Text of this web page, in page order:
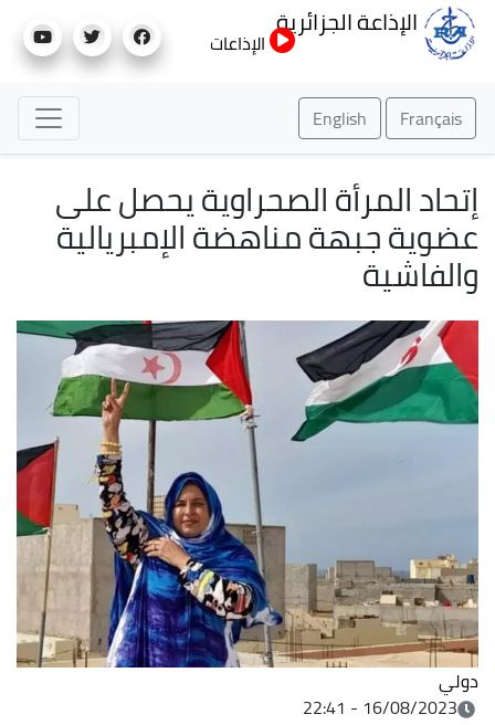
إلى
الإذاعة الجزائرية
الإذاعات
Français
English
إتحاد المرأة الصحراوية يحصل على
عضوية جبهة مناهضة الإمبريالية
والفاشية
دولي
16/08/2023 - 22:41